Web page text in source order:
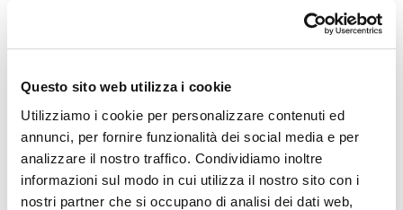
Questo sito web utilizza i cookie
Utilizziamo i cookie per personalizzare contenuti ed
annunci, per fornire funzionalità dei social media e per
analizzare il nostro traffico. Condividiamo inoltre
informazioni sul modo in cui utilizza il nostro sito con i
nostri partner che si occupano di analisi dei dati web,
connettore SpeakOn NL4, rende il Rumble-KU315 resistente
Richiamando i preset dedicati, gli amplificatori K-array
Kommander-KA sono la migliore elettronica per gestire
qualsiasi subwoofer Rumble , in grado di bilanciare
perfettamente tutte le impostazioni necessarie per
l'abbinamento con qualsiasi diffusore medio-alto del
catalogo K-array, aiutando gli integratori a trovare soluzioni
complete nella stessa gamma di prodotti.